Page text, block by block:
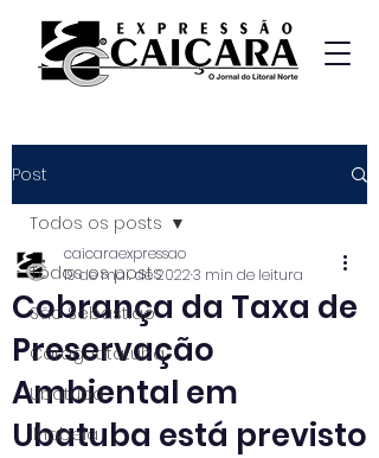
Post
Todos os posts
São Sebastião
Caraguatatuba
Ubatuba
Ilhabela
Todos os posts
Cobrança da Taxa de
Preservação
Ambiental em
Ubatuba está previsto
caicaraexpressao
19 de mai. de 20223 min de leitura